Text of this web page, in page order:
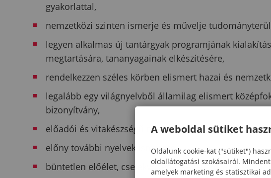
gyakorlattal,
nemzetközi szinten ismerje és művelje
legyen alkalmas új tantárgyak programjának
megtartására, tananyagainak elkészítésére,
rendelkezzen széles körben elismert hazai és
legalább egy világnyelvből államilag elismert
bizonyítvány,
előadói és vitakészségű nyelvismeret angol nyelven,
előny további nyelvek ismerete,
büntetlen előélet, cselekvőképesség, magyar
A weboldal sütiket
Oldalunk cookie-kat ("sütiket")
oldallátogatási szokásairól.
amelyek marketing és statisztikai